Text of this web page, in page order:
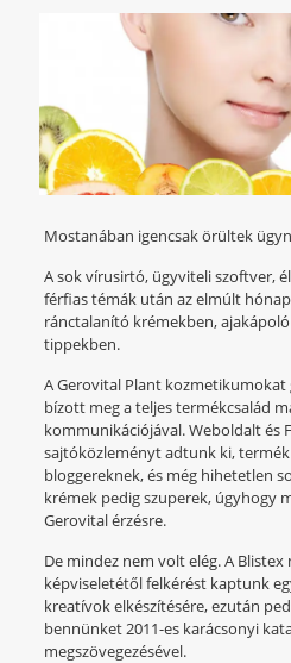
Mostanában igencsak örültek
A sok vírusirtó, ügyviteli szoftver,
férfias témák után az elmúlt
ránctalanító krémekben,
tippekben.
A Gerovital Plant
bízott meg a teljes termékcsalád
kommunikációjával. Weboldalt és
sajtóközleményt adtunk ki,
bloggereknek, és még hihetetlen
krémek pedig szuperek, úgyhogy
Gerovital érzésre.
De mindez nem volt elég. A Blistex
képviseletétől felkérést kaptunk
kreatívok elkészítésére, ezután
bennünket 2011-es karácsonyi
megszövegezésével.